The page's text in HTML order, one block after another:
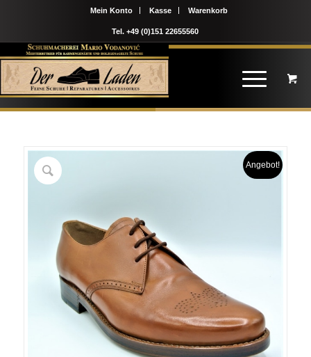
Mein Konto Kasse Warenkorb
Tel. +49 (0)151 22655560
Angebot!